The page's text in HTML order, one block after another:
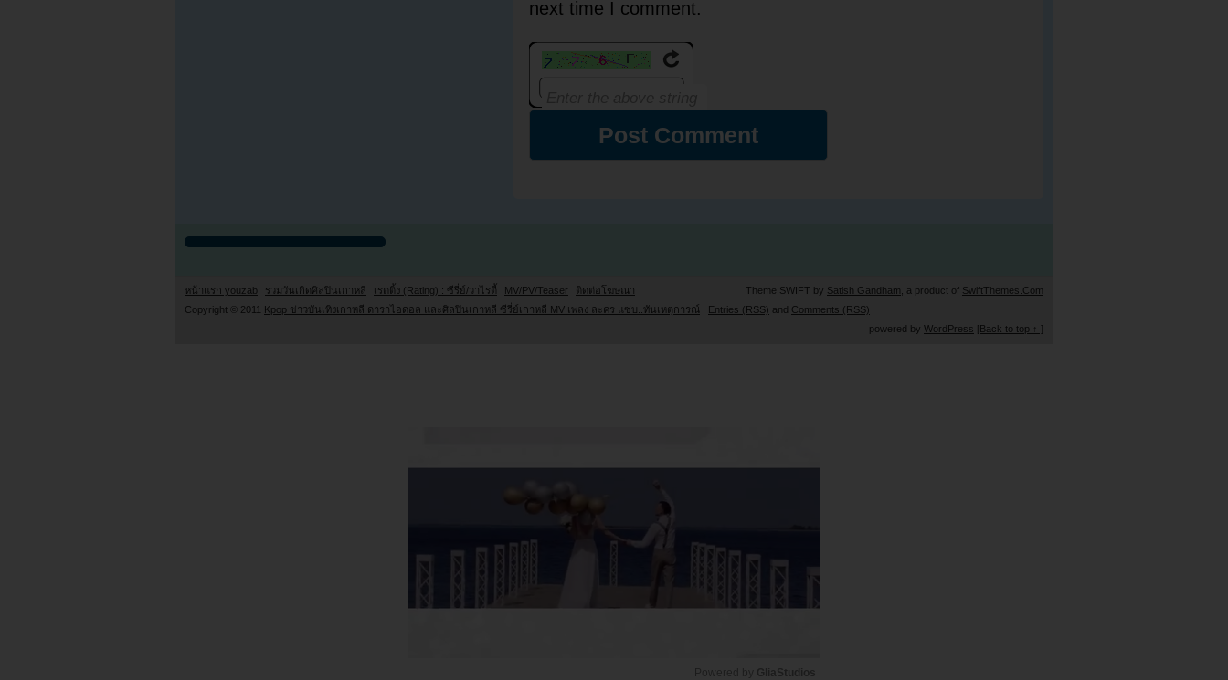
next time I comment.
หน้าแรก youzab รวมวันเกิดศิลปินเกาหลี เรตติ้ง (Rating) : ซีรี่ย์/วาไรตี้ MV/PV/Teaser ติดต่อโฆษณา Theme SWIFT by Satish Gandham, a product of SwiftThemes.Com
Copyright © 2011 Kpop ข่าวบันเทิงเกาหลี ดาราไอดอล และศิลปินเกาหลี ซีรี่ย์เกาหลี MV เพลง ละคร แซ่บ..ทันเหตุการณ์ Entries (RSS) and Comments (RSS)
powered by WordPress [Back to top ↑ ]
Powered by GliaStudios